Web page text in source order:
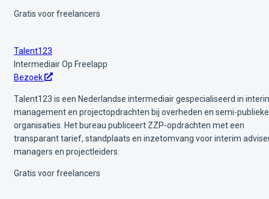
Gratis voor freelancers
Talent123
IntermediairOp Freelapp
Bezoek
Talent123 is een Nederlandse intermediair gespecialiseerd in
management en projectopdrachten bij overheden en semi-publieke
organisaties. Het bureau publiceert ZZP-opdrachten met een
transparant tarief, standplaats en inzetomvang voor interim
managers en projectleiders.
Gratis voor freelancers